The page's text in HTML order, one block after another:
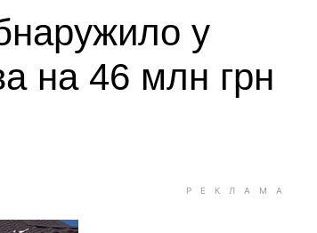
у
на 46 млн грн